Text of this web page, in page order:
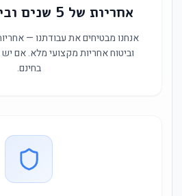
אחריות של 5 שנים וביטוח מקצועי
וביטוח אחריות מקצועי מלא. אם
בחינם.